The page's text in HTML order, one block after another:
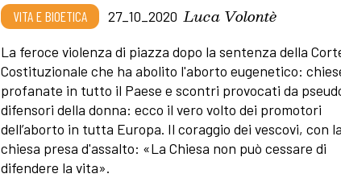
VITA E BIOETICA 27_10_2020 Luca Volontè
La feroce violenza di piazza dopo la sentenza della
Costituzionale che ha abolito l'aborto eugenetico:
profanate in tutto il Paese e scontri provocati da
difensori della donna: ecco il vero volto dei promotori
dell’aborto in tutta Europa. Il coraggio dei vescovi, con la
chiesa presa d'assalto: «La Chiesa non può cessare di
difendere la vita».